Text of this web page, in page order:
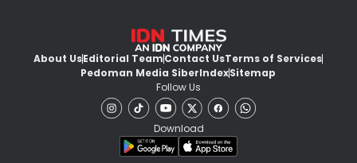
About UsEditorial TeamContact UsTerms of Services
Pedoman Media SiberIndexSitemap
Follow Us
Download